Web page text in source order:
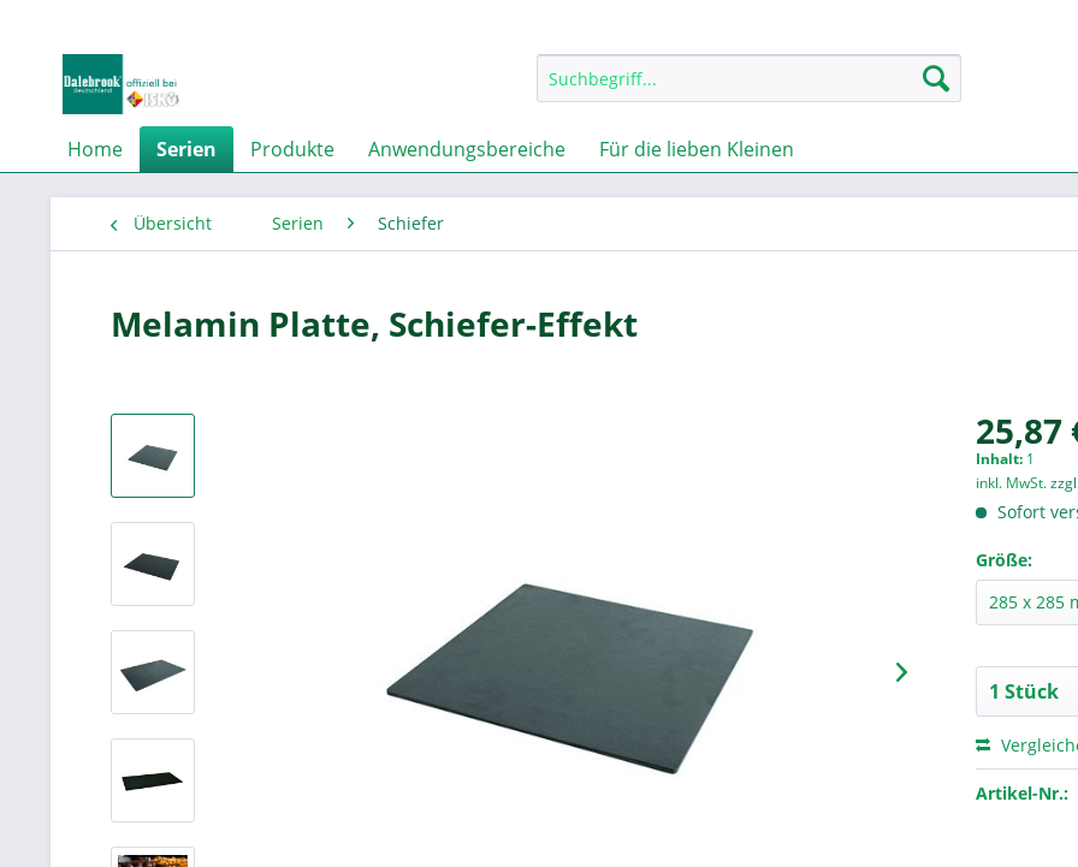
Home Serien Produkte Anwendungsbereiche Für die lieben Kleinen
Übersicht Serien Schiefer
Melamin Platte, Schiefer-Effekt
25,87
Inhalt: 1
inkl. MwSt.
Sofort
Größe:
Artikel-Nr.: